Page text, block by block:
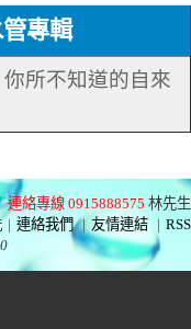
專輯
所不知道的自來
連絡專線 0915888575 林先生
| 連絡我們 | 友情連結 | RSS